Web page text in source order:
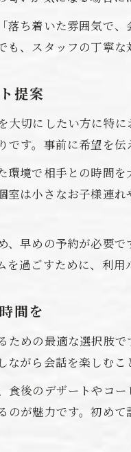
蒲郡の焼肉
遊び後の満
ち着いた雰囲気で
、スタッフの丁寧な
提案
大切にしたい方に特
す。事前に希望を
境で相手との時間
は小さなお子様連
、早めの予約が必要
過ごすために、利用
間を
めの最適な選択肢
がら会話を楽しむこ
食後のデザートやコ
のが魅力です。初め